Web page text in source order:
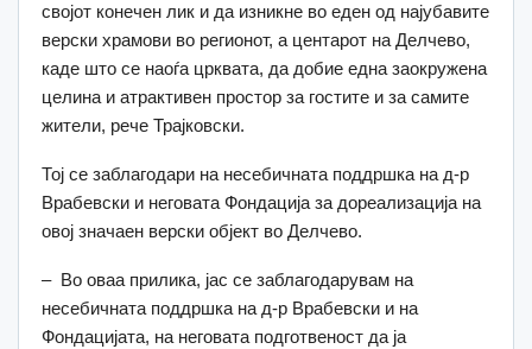
својот конечен лик и да изникне во еден од најубавите
верски храмови во регионот, а центарот на Делчево,
каде што се наоѓа црквата, да добие една заокружена
целина и атрактивен простор за гостите и за самите
жители, рече Трајковски.
Тој се заблагодари на несебичната поддршка на д-р
Врабевски и неговата Фондација за дореализација на
овој значаен верски објект во Делчево.
– Во оваа прилика, јас се заблагодарувам на
несебичната поддршка на д-р Врабевски и на
Фондацијата, на неговата подготвеност да ја